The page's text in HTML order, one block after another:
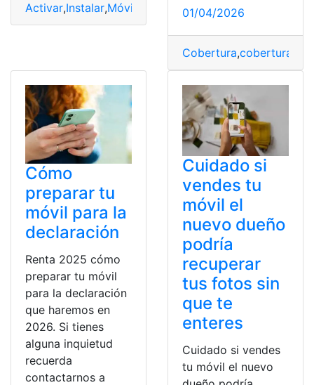
Activar,Instalar,Móvil Whatsapp
01/04/2026
Cobertura,cobertura 5G
Cómo
preparar tu
móvil para la
declaración
Renta 2025 cómo
preparar tu móvil
para la declaración
que haremos en
2026. Si tienes
alguna inquietud
recuerda
contactarnos a
Cuidado si
vendes tu
móvil el
nuevo dueño
podría
recuperar
tus fotos sin
que te
enteres
Cuidado si vendes
tu móvil el nuevo